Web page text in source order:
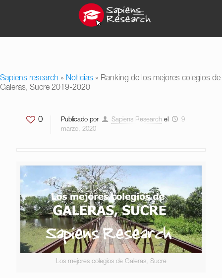
Sapiens research » Noticias » Ranking de los mejores colegios de
Galeras, Sucre 2019-2020
0 Publicado por Sapiens Research el
9
marzo, 2020
Los mejores colegios de Galeras, Sucre